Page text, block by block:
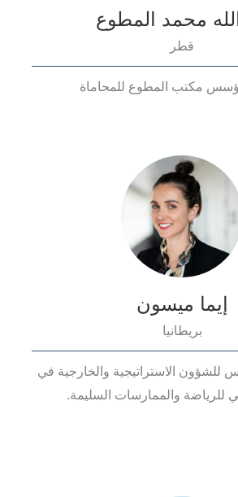
محمد المطوع
قطر
مكتب المطوع للمحاماة
إيما ميسون
بريطانيا
للشؤون الاستراتيجية والخارجية في
للرياضة والممارسات السليمة.